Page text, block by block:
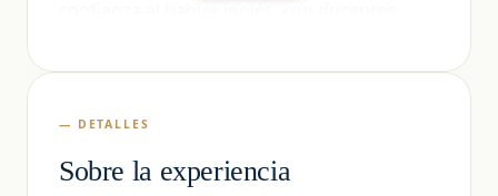
facilita conseguir empleos típicos de
estudiantes en la zona turística de Gold
Coast (hospitality, retail, cafés, eventos y
— DETALLES
Sobre la experiencia